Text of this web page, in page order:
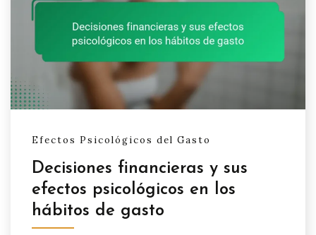
Efectos Psicológicos del Gasto
Decisiones financieras y sus
efectos psicológicos en los
hábitos de gasto